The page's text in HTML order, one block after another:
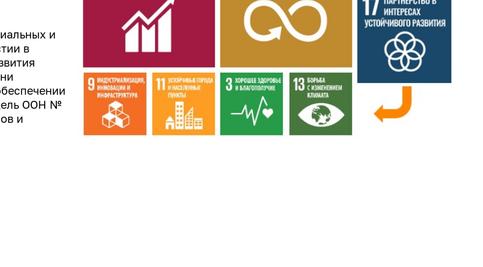
и
в
ООН №
и